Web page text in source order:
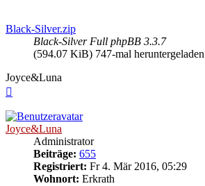
Black-Silver.zip
Black-Silver Full phpBB 3.3.7
(594.07 KiB) 747-mal heruntergeladen
Joyce&Luna
Joyce&Luna
Administrator
Beiträge: 655
Registriert: Fr 4. Mär 2016, 05:29
Wohnort: Erkrath